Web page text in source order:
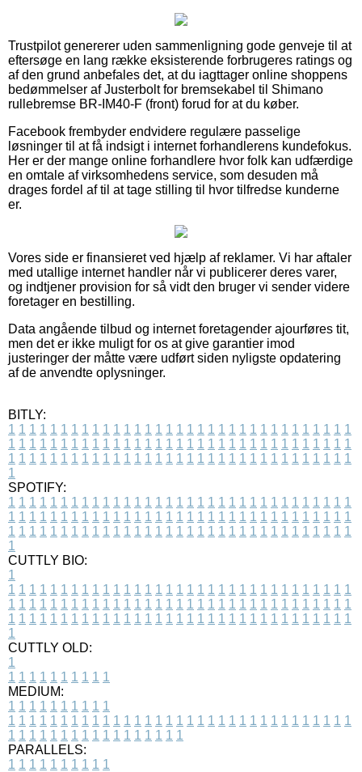
Trustpilot genererer uden sammenligning gode genveje til at
eftersøge en lang række eksisterende forbrugeres ratings og
af den grund anbefales det, at du iagttager online shoppens
bedømmelser af Justerbolt for bremsekabel til Shimano
rullebremse BR-IM40-F (front) forud for at du køber.
Facebook frembyder endvidere regulære passelige
løsninger til at få indsigt i internet forhandlerens kundefokus.
Her er der mange online forhandlere hvor folk kan udfærdige
en omtale af virksomhedens service, som desuden må
drages fordel af til at tage stilling til hvor tilfredse kunderne
er.
Vores side er finansieret ved hjælp af reklamer. Vi har aftaler
med utallige internet handler når vi publicerer deres varer,
og indtjener provision for så vidt den bruger vi sender videre
foretager en bestilling.
Data angående tilbud og internet foretagender ajourføres tit,
men det er ikke muligt for os at give garantier imod
justeringer der måtte være udført siden nyligste opdatering
af de anvendte oplysninger.
BITLY:
1 1 1 1 1 1 1 1 1 1 1 1 1 1 1 1 1 1 1 1 1 1 1 1 1 1 1 1 1 1 1 1 1
1 1 1 1 1 1 1 1 1 1 1 1 1 1 1 1 1 1 1 1 1 1 1 1 1 1 1 1 1 1 1 1 1
1 1 1 1 1 1 1 1 1 1 1 1 1 1 1 1 1 1 1 1 1 1 1 1 1 1 1 1 1 1 1 1 1
1
SPOTIFY:
1 1 1 1 1 1 1 1 1 1 1 1 1 1 1 1 1 1 1 1 1 1 1 1 1 1 1 1 1 1 1 1 1
1 1 1 1 1 1 1 1 1 1 1 1 1 1 1 1 1 1 1 1 1 1 1 1 1 1 1 1 1 1 1 1 1
1 1 1 1 1 1 1 1 1 1 1 1 1 1 1 1 1 1 1 1 1 1 1 1 1 1 1 1 1 1 1 1 1
1
CUTTLY BIO:
1
1 1 1 1 1 1 1 1 1 1 1 1 1 1 1 1 1 1 1 1 1 1 1 1 1 1 1 1 1 1 1 1 1
1 1 1 1 1 1 1 1 1 1 1 1 1 1 1 1 1 1 1 1 1 1 1 1 1 1 1 1 1 1 1 1 1
1 1 1 1 1 1 1 1 1 1 1 1 1 1 1 1 1 1 1 1 1 1 1 1 1 1 1 1 1 1 1 1 1
1
CUTTLY OLD:
1
1 1 1 1 1 1 1 1 1 1
MEDIUM:
1 1 1 1 1 1 1 1 1 1
1 1 1 1 1 1 1 1 1 1 1 1 1 1 1 1 1 1 1 1 1 1 1 1 1 1 1 1 1 1 1 1 1
1 1 1 1 1 1 1 1 1 1 1 1 1 1 1 1 1
PARALLELS:
1 1 1 1 1 1 1 1 1 1